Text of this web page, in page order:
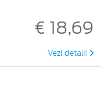
€ 18,69
Vezi detalii